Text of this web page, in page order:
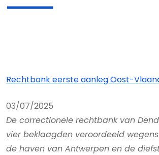
Rechtbank eerste aanleg Oost-
03/07/2025
De correctionele rechtbank van
vier beklaagden veroordeeld
de haven van Antwerpen en de